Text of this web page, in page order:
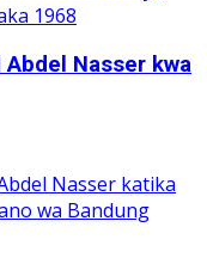
Abdel Nasser kwa